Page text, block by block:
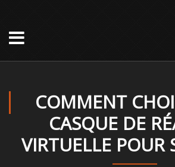
COMMENT
CASQUE DE
VIRTUELLE POUR